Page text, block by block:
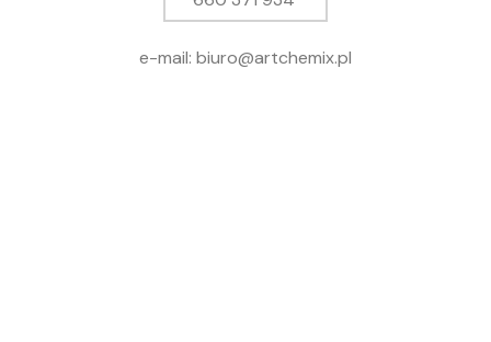
e-mail: biuro@artchemix.pl